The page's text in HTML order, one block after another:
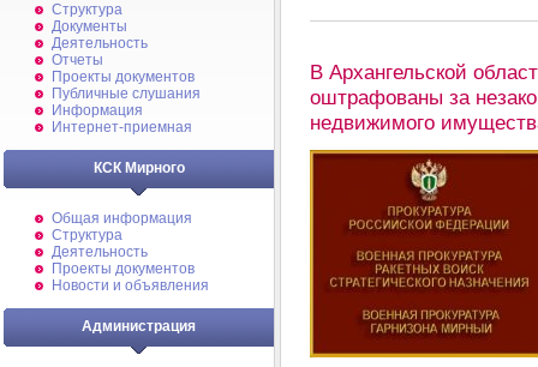
Структура
Документы
Деятельность
Отчеты
Проекты документов
Публичные слушания
Информация
Интернет-приемная
КСК Мирного
Общая информация
Структура
Деятельность
Проекты документов
Новости и объявления
Администрация
В Архангельской
оштрафованы за
недвижимого